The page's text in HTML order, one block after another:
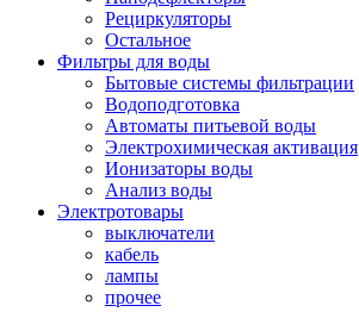
Рециркуляторы
Остальное
Фильтры для воды
Бытовые системы фильтрации
Водоподготовка
Автоматы питьевой воды
Электрохимическая активация
Ионизаторы воды
Анализ воды
Электротовары
выключатели
кабель
лампы
прочее